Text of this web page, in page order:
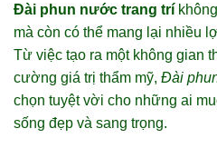
Đài phun nước trang trí
mà còn có thể mang lại nhiều
Từ việc tạo ra một không gian
cường giá trị thẩm mỹ, Đài
chọn tuyệt vời cho những ai
sống đẹp và sang trọng.